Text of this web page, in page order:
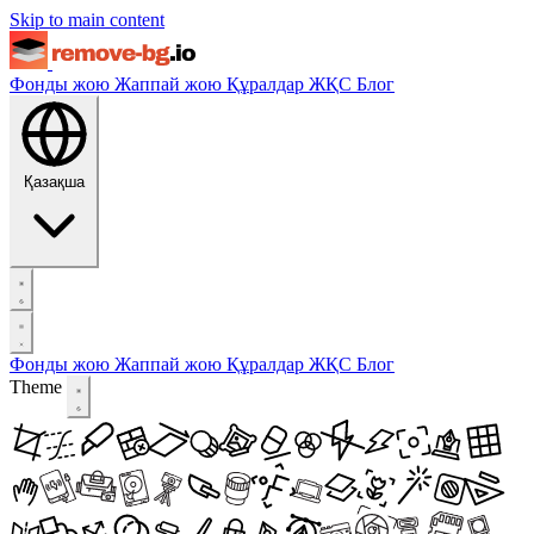
Skip to main content
Фонды жою Жаппай жою Құралдар ЖҚС Блог
Қазақша
Фонды жою Жаппай жою Құралдар ЖҚС Блог
Theme